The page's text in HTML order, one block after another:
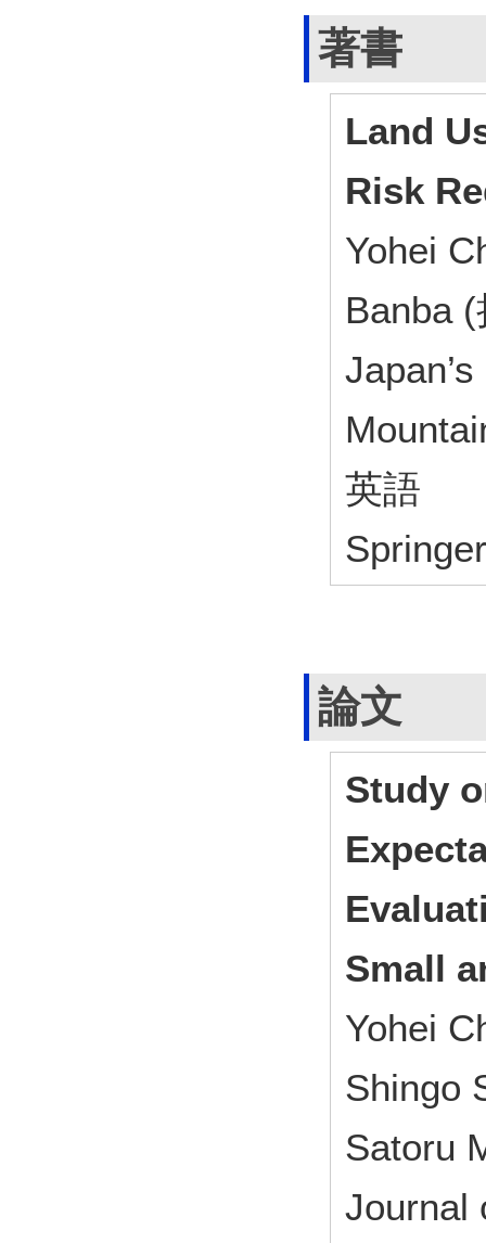
著書
Land
Risk
Yohei
Banba
英語
論文
Study
Small
Yohei
Shingo
Satoru
Journal